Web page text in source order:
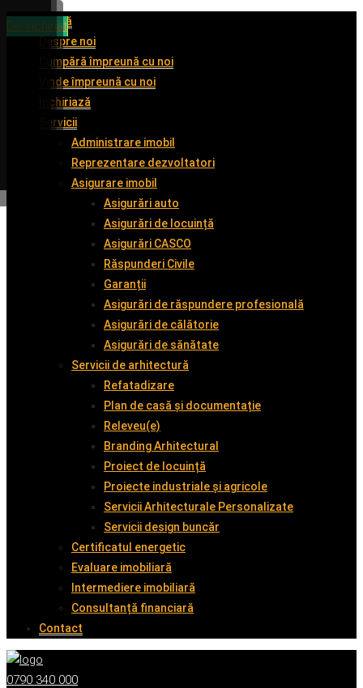
Acasă
Despre noi
Cumpără împreună cu noi
Vinde împreună cu noi
Închiriază
Servicii
Administrare imobil
Reprezentare dezvoltatori
Asigurare imobil
Asigurări auto
Asigurări de locuință
Asigurări CASCO
Răspunderi Civile
Garanții
Asigurări de răspundere profesională
Asigurări de călătorie
Asigurări de sănătate
Servicii de arhitectură
Refatadizare
Plan de casă și documentație
Releveu(e)
Branding Arhitectural
Proiect de locuință
Proiecte industriale și agricole
Servicii Arhitecturale Personalizate
Servicii design buncăr
Certificatul energetic
Evaluare imobiliară
Intermediere imobiliară
Consultanță financiară
Contact
0790 340 000
De închiriat
De închiriat
De vânzare
De închiriat